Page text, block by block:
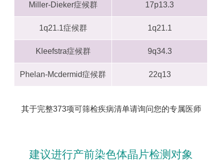
Miller-Dieker症候群 17p13.3
1q21.1症候群 1q21.1
Kleefstra症候群 9q34.3
Phelan-Mcdermid症候群 22q13
其于完整373项可筛检疾病清单请询问您的专属医师
建议进行产前染色体晶片检测对象